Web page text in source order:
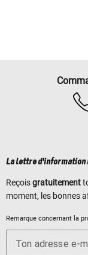
La lettre d'information
Reçoisgratuitement
moment, les bonnes
Remarque concernant la
Ton adresse e-